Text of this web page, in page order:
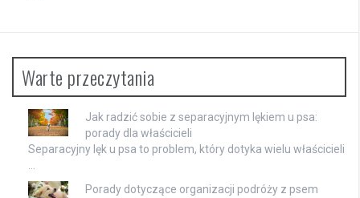
Warte przeczytania
Jak radzić sobie z separacyjnym lękiem u psa:
porady dla właścicieli
Separacyjny lęk u psa to problem, który dotyka wielu właścicieli
…
Porady dotyczące organizacji podróży z psem